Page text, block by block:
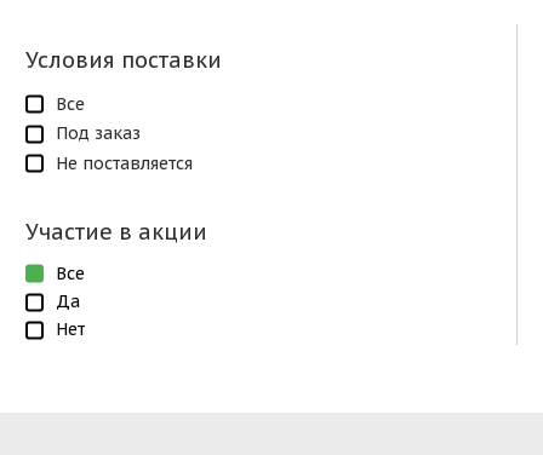
Условия поставки
Все
Под заказ
Не поставляется
Участие в акции
Все
Да
Нет